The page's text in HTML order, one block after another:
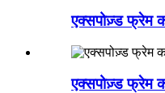
एक्सपोज़्ड फ्रेम
एक्सपोज़्ड फ्रेम